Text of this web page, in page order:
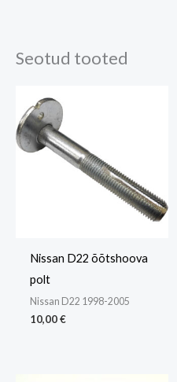
Mõõtmed
Seotud tooted
Nissan D22 õõtshoova
polt
Nissan D22 1998-2005
10,00€